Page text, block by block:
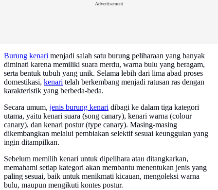
Advertisement
Burung kenari menjadi salah satu burung peliharaan yang banyak
diminati karena memiliki suara merdu, warna bulu yang beragam,
serta bentuk tubuh yang unik. Selama lebih dari lima abad proses
domestikasi, kenari telah berkembang menjadi ratusan ras dengan
karakteristik yang berbeda-beda.
Secara umum, jenis burung kenari dibagi ke dalam tiga kategori
utama, yaitu kenari suara (song canary), kenari warna (colour
canary), dan kenari postur (type canary). Masing-masing
dikembangkan melalui pembiakan selektif sesuai keunggulan yang
ingin ditampilkan.
Sebelum memilih kenari untuk dipelihara atau ditangkarkan,
memahami setiap kategori akan membantu menentukan jenis yang
paling sesuai, baik untuk menikmati kicauan, mengoleksi warna
bulu, maupun mengikuti kontes postur.